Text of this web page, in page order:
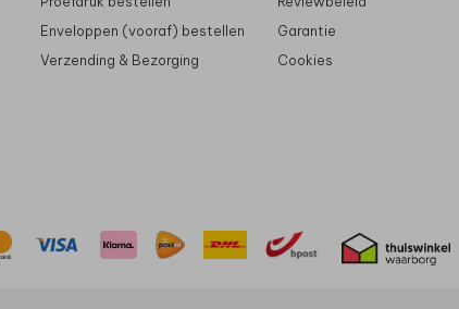
Enveloppen (vooraf) bestellen
Verzending & Bezorging
Garantie
Cookies